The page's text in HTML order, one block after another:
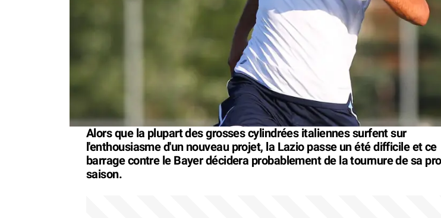
Alors que la plupart des grosses cylindrées italiennes surfent sur
l'enthousiasme d'un nouveau projet, la Lazio passe un été difficile et ce
barrage contre le Bayer décidera probablement de la tournure de sa
saison.